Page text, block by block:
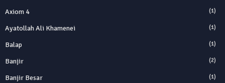
Axiom 4 (1)
Ayatollah Ali Khamenei (1)
Balap (1)
Banjir (2)
Banjir Besar (1)